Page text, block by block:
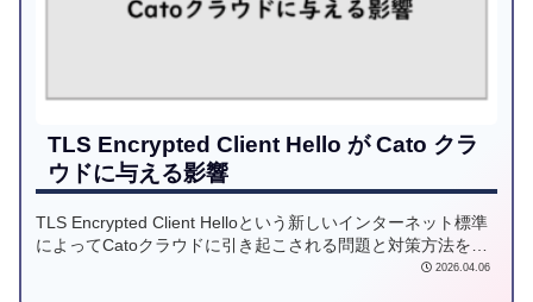
TLS Encrypted Client Hello が Cato クラ
ウドに与える影響
TLS Encrypted Client Helloという新しいインターネット標準
によってCatoクラウドに引き起こされる問題と対策方法を解
2026.04.06